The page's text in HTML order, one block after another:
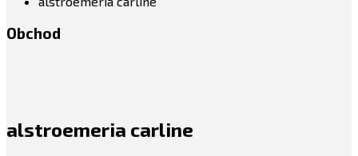
Obchod
alstroemeria carline